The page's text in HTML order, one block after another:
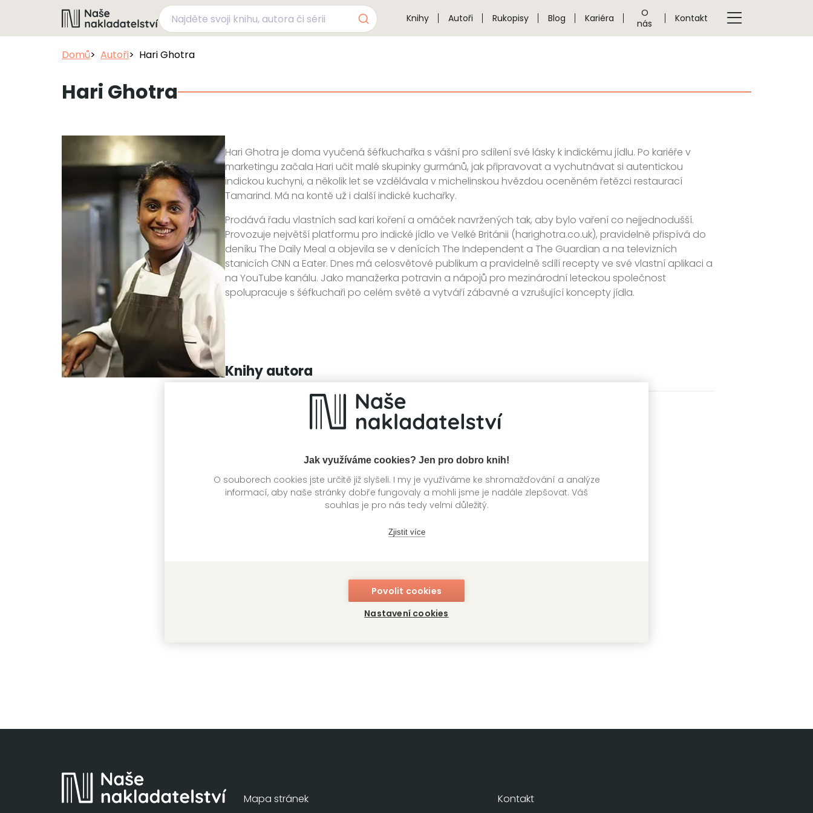
Jak využíváme cookies? Jen pro dobro knih!
O souborech cookies jste určitě již slyšeli. I my je využíváme ke shromažďování a analýze
informací, aby naše stránky dobře fungovaly a mohli jsme je nadále zlepšovat. Váš
souhlas je pro nás tedy velmi důležitý.
Zjistit více
Povolit cookies
Nastavení cookies
Knihy Autoři Rukopisy Blog Kariéra
O
nás
Kontakt
Domů Autoři Hari Ghotra
Hari Ghotra
Hari Ghotra je doma vyučená šéfkuchařka s vášní pro sdílení své lásky k indickému jídlu. Po kariéře v
marketingu začala Hari učit malé skupinky gurmánů, jak připravovat a vychutnávat si autentickou
indickou kuchyni, a několik let se vzdělávala v michelinskou hvězdou oceněném řetězci restaurací
Tamarind. Má na kontě už i další indické kuchařky.
Prodává řadu vlastních sad kari koření a omáček navržených tak, aby bylo vaření co nejjednodušší.
Provozuje největší platformu pro indické jídlo ve Velké Británii (harighotra.co.uk), pravidelně přispívá do
deníku The Daily Meal a objevila se v denících The Independent a The Guardian a na televizních
stanicích CNN a Eater. Dnes má celosvětové publikum a pravidelně sdílí recepty ve své vlastní aplikaci a
na YouTube kanálu. Jako manažerka potravin a nápojů pro mezinárodní leteckou společnost
spolupracuje s šéfkuchaři po celém světě a vytváří zábavné a vzrušující koncepty jídla.
Knihy autora
Indická kuchyně pro každého
Mapa stránek Kontakt